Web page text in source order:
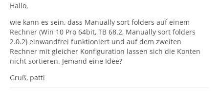
Hallo,
wie kann es sein, dass Manually sort folders auf einem
Rechner (Win 10 Pro 64bit, TB 68.2, Manually sort folders
2.0.2) einwandfrei funktioniert und auf dem zweiten
Rechner mit gleicher Konfiguration lassen sich die Konten
nicht sortieren. Jemand eine Idee?
Gruß, patti